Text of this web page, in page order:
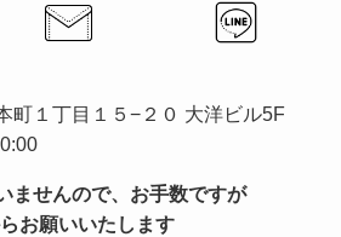
町１丁目１５−２０ 大洋ビル5F
ませんので、お手数ですが
お願いいたします